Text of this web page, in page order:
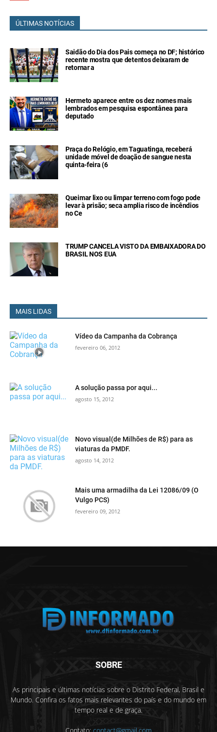
ÚLTIMAS NOTÍCIAS
Saidão do Dia dos Pais começa no DF; histórico
recente mostra que detentos deixaram de
retornar a
Hermeto aparece entre os dez nomes mais
lembrados em pesquisa espontânea para
deputado
Praça do Relógio, em Taguatinga, receberá
unidade móvel de doação de sangue nesta
quinta-feira (6
Queimar lixo ou limpar terreno com fogo pode
levar à prisão; seca amplia risco de incêndios
no Ce
TRUMP CANCELA VISTO DA EMBAIXADORA DO
BRASIL NOS EUA
MAIS LIDAS
Vídeo da Campanha da Cobrança
fevereiro 06, 2012
A solução passa por aqui...
agosto 15, 2012
Novo visual(de Milhões de R$) para as
viaturas da PMDF.
agosto 14, 2012
Mais uma armadilha da Lei 12086/09 (O
Vulgo PCS)
fevereiro 09, 2012
SOBRE
As principais e últimas notícias sobre o Distrito Federal, Brasil e
Mundo. Confira os fatos mais relevantes do país e do mundo em
tempo real e de graça.